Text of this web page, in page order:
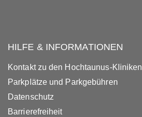
HILFE & INFORMATIONEN
Kontakt zu den Hochtaunus-Kliniken
Parkplätze und Parkgebühren
Datenschutz
Barrierefreiheit